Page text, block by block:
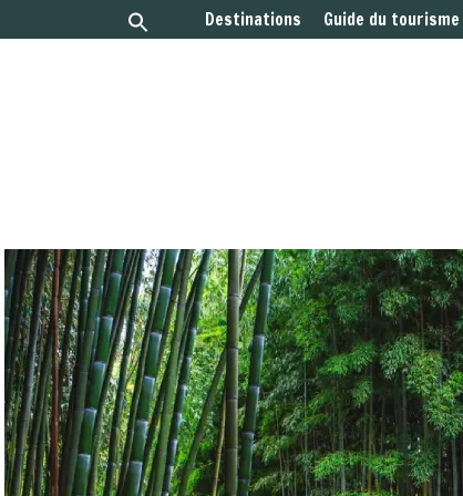
Destinations Guide du tourisme